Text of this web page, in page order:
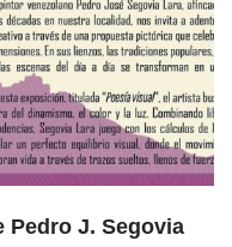
Pedro J. Segovia